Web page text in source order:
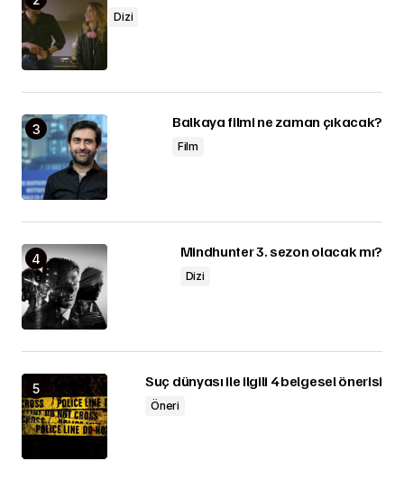
Dizi
Balkaya filmi ne zaman çıkacak?
Film
Mindhunter 3. sezon olacak mı?
Dizi
Suç dünyası ile ilgili 4 belgesel önerisi
Öneri